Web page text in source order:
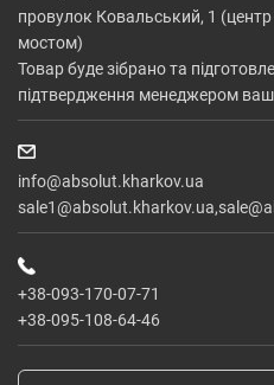
провулок Ковальський, 1
мостом)
Товар буде зібрано та
підтвердження менеджером
info@absolut.kharkov.ua
+38-093-170-07-71
+38-095-108-64-46